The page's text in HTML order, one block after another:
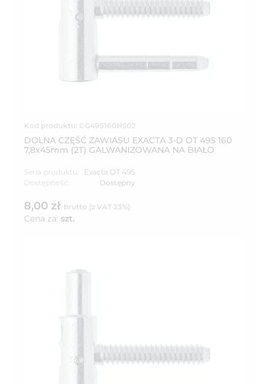
Kod produktu: CG495160H502
DOLNA CZĘŚĆ ZAWIASU EXACTA 3-D OT 495 160
7,8x45mm (2T) GALWANIZOWANA NA BIAŁO
Seria produktu:
Exacta OT 495
Dostępność:
Dostępny
8,00 zł brutto (z VAT 23%)
Cena za: szt.